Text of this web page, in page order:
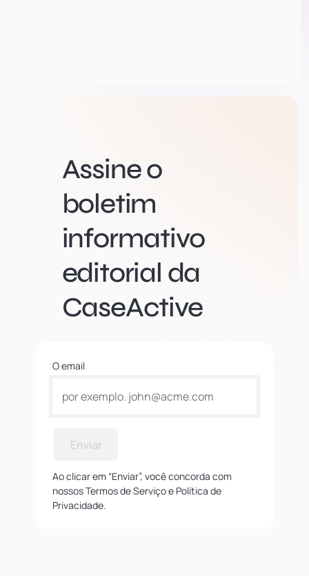
Assine o
boletim
informativo
editorial da
CaseActive
O email
Enviar
Ao clicar em “Enviar”, você concorda com
nossos Termos de Serviço e Política de
Privacidade.